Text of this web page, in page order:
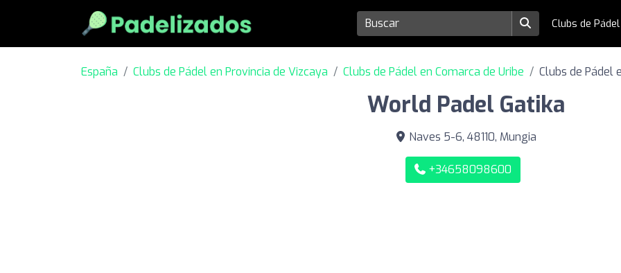
Clubs de Pádel
España Clubs de Pádel en Provincia de Vizcaya Clubs de Pádel en Comarca de Uribe Clubs de Pádel
World Padel Gatika
Naves 5-6, 48110, Mungia
+34658098600